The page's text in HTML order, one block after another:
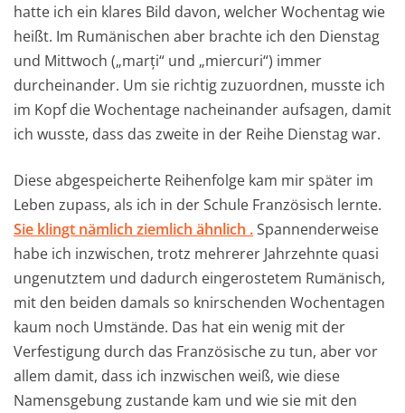
hatte ich ein klares Bild davon, welcher Wochentag wie
heißt. Im Rumänischen aber brachte ich den Dienstag
und Mittwoch („marți“ und „miercuri“) immer
durcheinander. Um sie richtig zuzuordnen, musste ich
im Kopf die Wochentage nacheinander aufsagen, damit
ich wusste, dass das zweite in der Reihe Dienstag war.
Diese abgespeicherte Reihenfolge kam mir später im
Leben zupass, als ich in der Schule Französisch lernte.
Sie klingt nämlich ziemlich ähnlich .Spannenderweise
habe ich inzwischen, trotz mehrerer Jahrzehnte quasi
ungenutztem und dadurch eingerostetem Rumänisch,
mit den beiden damals so knirschenden Wochentagen
kaum noch Umstände. Das hat ein wenig mit der
Verfestigung durch das Französische zu tun, aber vor
allem damit, dass ich inzwischen weiß, wie diese
Namensgebung zustande kam und wie sie mit den